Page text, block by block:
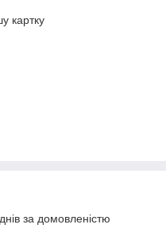
картку
за домовленістю